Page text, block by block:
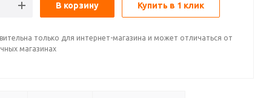
В корзину Купить в 1 клик
только для интернет-магазина и может отличаться от
магазинах